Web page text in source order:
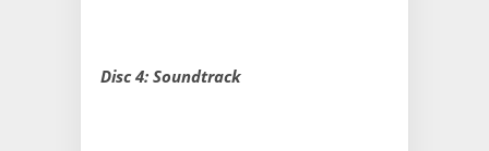
Disc 4: Soundtrack